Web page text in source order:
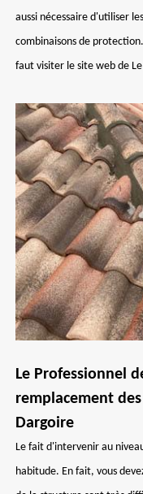
aussi nécessaire d'utiliser
combinaisons de
faut visiter le site web de
Le Professionnel
remplacement
Dargoire
Le fait d'intervenir au
habitude. En fait, vous